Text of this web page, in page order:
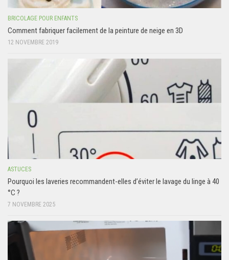
BRICOLAGE POUR ENFANTS
Comment fabriquer facilement de la peinture de neige en 3D
12 NOVEMBRE 2019
ASTUCES
Pourquoi les laveries recommandent-elles d’éviter le lavage du linge à 40
°C ?
7 NOVEMBRE 2025